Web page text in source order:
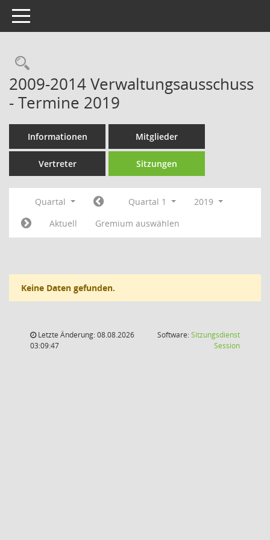
Toggle navigation
Rechercheauswahl
2009-2014 Verwaltungsausschuss
- Termine 2019
Informationen Mitglieder
Vertreter Sitzungen
Quartal Quartal 1
2019
Aktuell
Gremium auswählen
Keine Daten gefunden.
Letzte Änderung: 08.08.2026
03:09:47
Software:Sitzungsdienst
Session(Wird in